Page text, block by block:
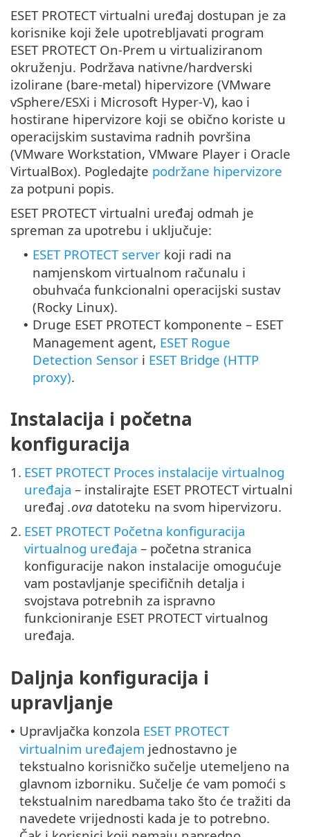
ESET PROTECT virtualni uređaj dostupan je za
korisnike koji žele upotrebljavati program
ESET PROTECT On-Prem u virtualiziranom
okruženju. Podržava nativne/hardverski
izolirane (bare-metal) hipervizore (VMware
vSphere/ESXi i Microsoft Hyper-V), kao i
hostirane hipervizore koji se obično koriste u
operacijskim sustavima radnih površina
(VMware Workstation, VMware Player i Oracle
VirtualBox). Pogledajte podržane hipervizore
za potpuni popis.
ESET PROTECT virtualni uređaj odmah je
spreman za upotrebu i uključuje:
• ESET PROTECT server koji radi na
namjenskom virtualnom računalu i
obuhvaća funkcionalni operacijski sustav
(Rocky Linux).
• Druge ESET PROTECT komponente – ESET
Management agent, ESET Rogue
Detection Sensor i ESET Bridge (HTTP
proxy).
Instalacija i početna
konfiguracija
1. ESET PROTECT Proces instalacije virtualnog
uređaja – instalirajte ESET PROTECT virtualni
uređaj .ova datoteku na svom hipervizoru.
2. ESET PROTECT Početna konfiguracija
virtualnog uređaja – početna stranica
konfiguracije nakon instalacije omogućuje
vam postavljanje specifičnih detalja i
svojstava potrebnih za ispravno
funkcioniranje ESET PROTECT virtualnog
uređaja.
Daljnja konfiguracija i
upravljanje
• Upravljačka konzola ESET PROTECT
virtualnim uređajem jednostavno je
tekstualno korisničko sučelje utemeljeno na
glavnom izborniku. Sučelje će vam pomoći s
tekstualnim naredbama tako što će tražiti da
navedete vrijednosti kada je to potrebno.